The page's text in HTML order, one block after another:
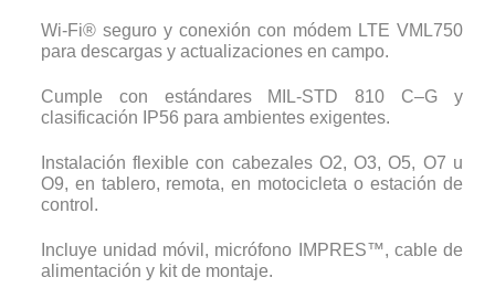
Wi-Fi® seguro y conexión con módem LTE VML750
para descargas y actualizaciones en campo.
Cumple con estándares MIL-STD 810 C–G y
clasificación IP56 para ambientes exigentes.
Instalación flexible con cabezales O2, O3, O5, O7 u
O9, en tablero, remota, en motocicleta o estación de
control.
Incluye unidad móvil, micrófono IMPRES™, cable de
alimentación y kit de montaje.